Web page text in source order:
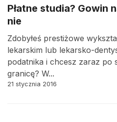
Płatne studia? Gowin
nie
Zdobyłeś prestiżowe
lekarskim lub lekarsko-
podatnika i chcesz zaraz po
granicę? W...
21 stycznia 2016